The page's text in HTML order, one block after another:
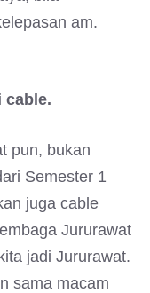
am.
cable.
pun, bukan
Semester 1
juga cable
Jururawat
jadi Jururawat.
sama macam